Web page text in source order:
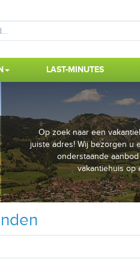
LAST-MINUTES
Op zoek naar een
juiste adres! Wij bezorgen u
onderstaande
vakantiehuis op